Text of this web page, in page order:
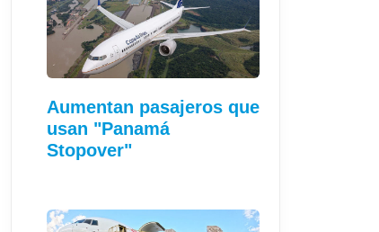
Aumentan pasajeros que
usan "Panamá
Stopover"